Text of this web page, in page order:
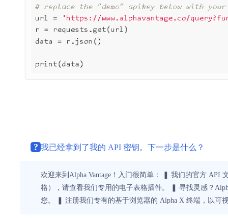
? 我已经拿到了我的 API 密钥。下一步是什么？
欢迎来到Alpha Vantage！入门很简单： ❚ 我们的官方 API
格），请查看我们专用的电子表格插件。 ❚ 寻找灵感？
您。 ❚ 注册我们专有的基于浏览器的 Alpha X 终端，以可